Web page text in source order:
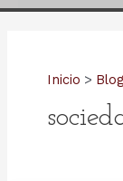
Inicio Blog